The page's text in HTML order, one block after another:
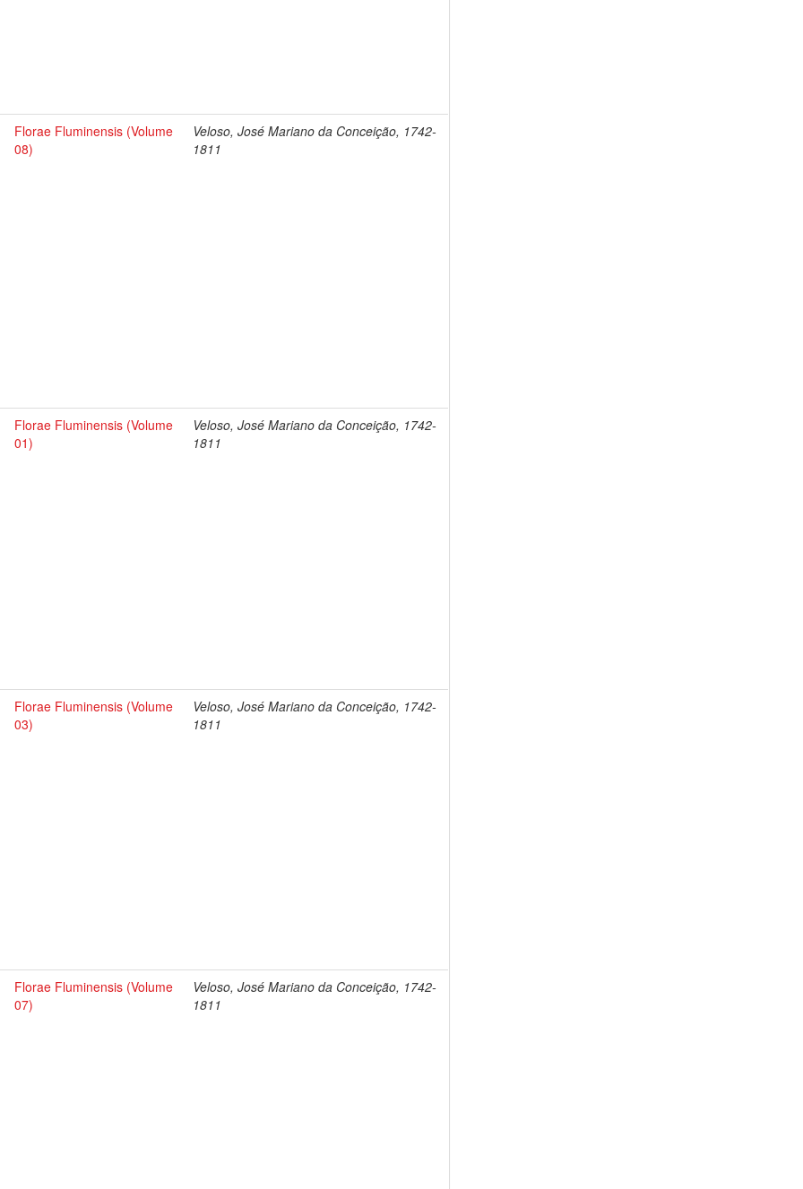
Florae Fluminensis (Volume
08)
Veloso, José Mariano da Conceição, 1742-
1811
Florae Fluminensis (Volume
01)
Veloso, José Mariano da Conceição, 1742-
1811
Florae Fluminensis (Volume
03)
Veloso, José Mariano da Conceição, 1742-
1811
Florae Fluminensis (Volume
07)
Veloso, José Mariano da Conceição, 1742-
1811